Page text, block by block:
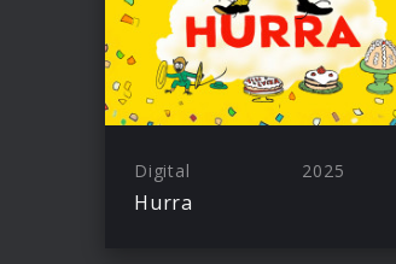
Digital 2025
Hurra